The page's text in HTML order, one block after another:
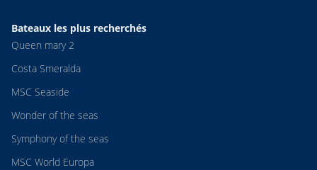
Bateaux les plus recherchés
Queen mary 2
Costa Smeralda
MSC Seaside
Wonder of the seas
Symphony of the seas
MSC World Europa